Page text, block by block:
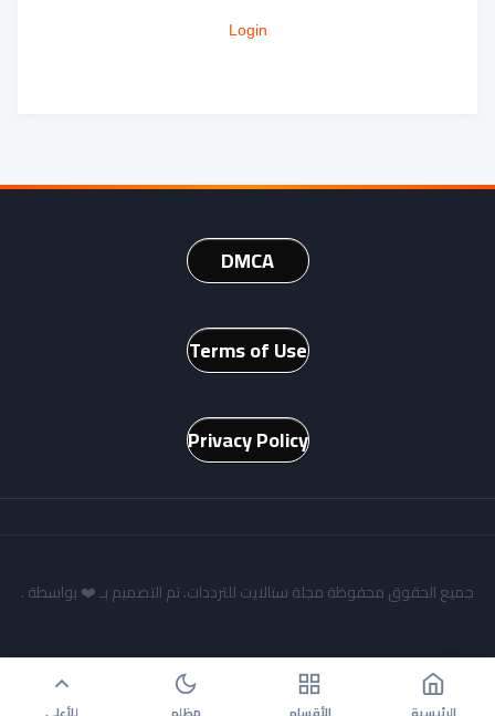
Login
DMCA
Terms of Use
Privacy Policy
جميع الحقوق محفوظة مجلة ستالايت للترددات. تم التصميم بـ ❤️ بواسطة.